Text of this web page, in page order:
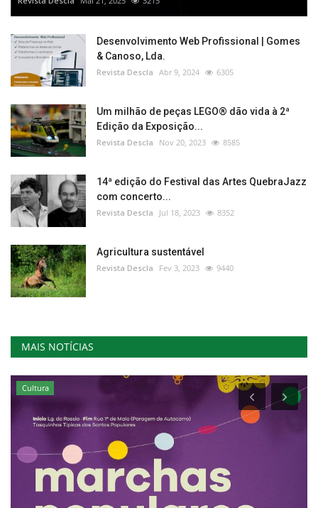
Desenvolvimento Web Profissional | Gomes
& Canoso, Lda.
Revista Descla Abr 9, 2024 6305
Um milhão de peças LEGO® dão vida à 2ª
Edição da Exposição...
Revista Descla Nov 20, 2023 8585
14ª edição do Festival das Artes QuebraJazz
com concerto...
Revista Descla Jul 18, 2023 8352
Agricultura sustentável
Revista Descla Fev 3, 2023 9440
MAIS NOTÍCIAS
Cultura